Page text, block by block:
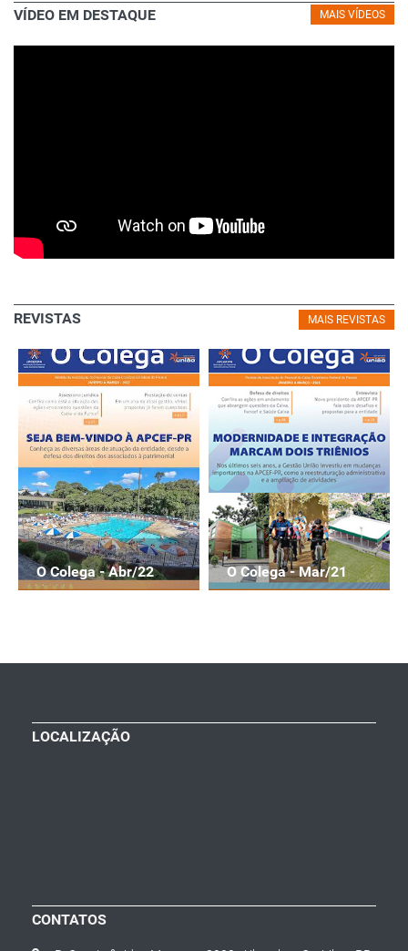
MAIS VÍDEOS
VÍDEO EM DESTAQUE
MAIS REVISTAS
REVISTAS
O Colega - Abr/22 O Colega - Mar/21
LOCALIZAÇÃO
CONTATOS